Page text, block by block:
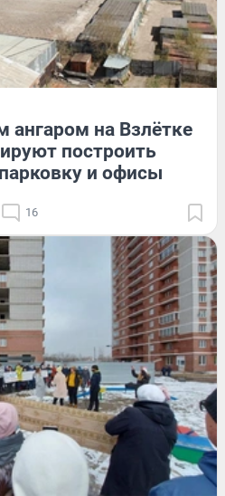
на Взлётке
построить
и офисы
16